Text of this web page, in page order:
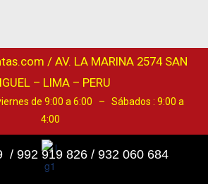
/ AV. LA MARINA 2574 SAN
– LIMA – PERU
de 9:00 a 6:00 – Sábados : 9:00 a
4:00
/ 992 919 826 / 932 060 684